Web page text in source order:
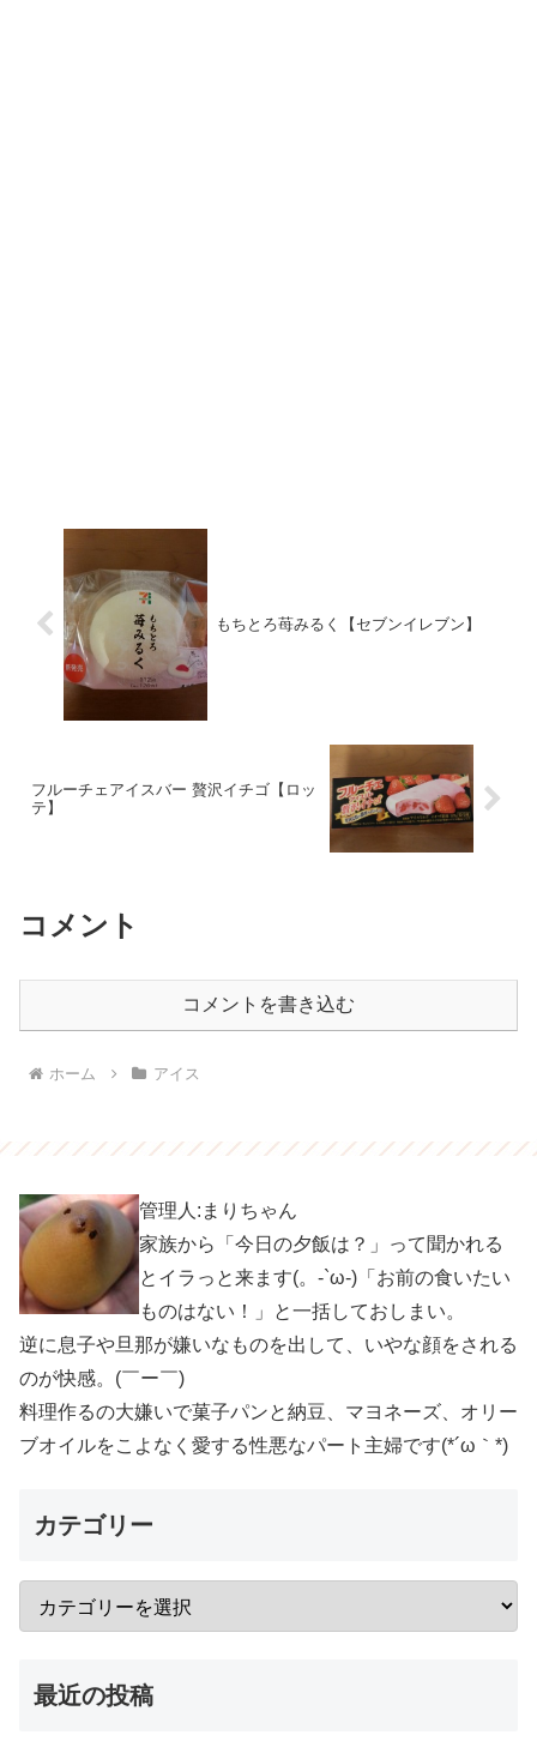
もちとろ苺みるく【セブンイレブン】
フルーチェアイスバー 贅沢イチゴ【ロッ
テ】
コメント
コメントを書き込む
ホーム アイス
管理人:まりちゃん
家族から「今日の夕飯は？」って聞かれる
とイラっと来ます(。-`ω-)「お前の食いたい
ものはない！」と一括しておしまい。
逆に息子や旦那が嫌いなものを出して、いやな顔をされる
のが快感。(￣ー￣)
料理作るの大嫌いで菓子パンと納豆、マヨネーズ、オリー
ブオイルをこよなく愛する性悪なパート主婦です(*´ω｀*)
カテゴリー
最近の投稿